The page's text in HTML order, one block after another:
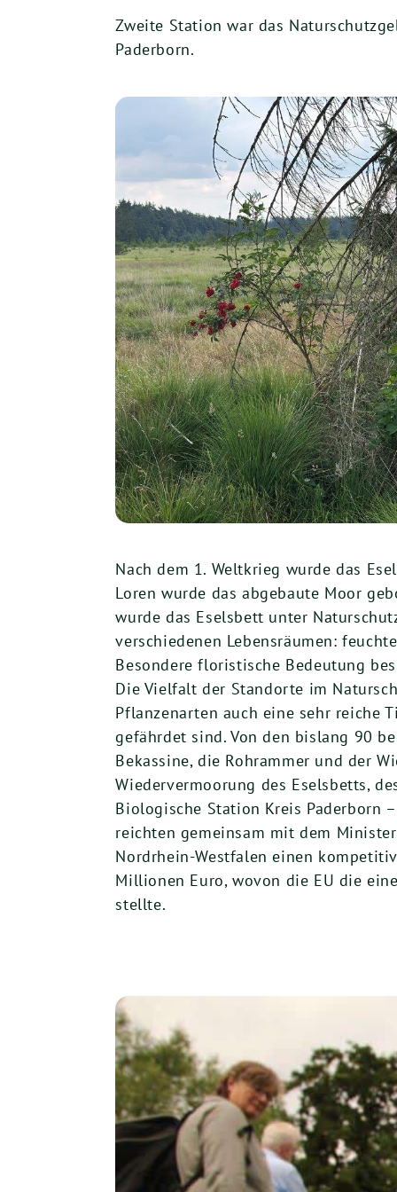
Zweite Station war das
Paderborn.
Nach dem 1. Weltkrieg wurde das
Loren wurde das abgebaute Moor
wurde das Eselsbett unter
verschiedenen Lebensräumen:
Besondere floristische Bedeutung
Die Vielfalt der Standorte im
Pflanzenarten auch eine sehr reiche
gefährdet sind. Von den bislang 90
Bekassine, die Rohrammer und der
Wiedervermoorung des Eselsbetts,
Biologische Station Kreis Paderborn
reichten gemeinsam mit dem
Nordrhein-Westfalen einen
Millionen Euro, wovon die EU die
stellte.